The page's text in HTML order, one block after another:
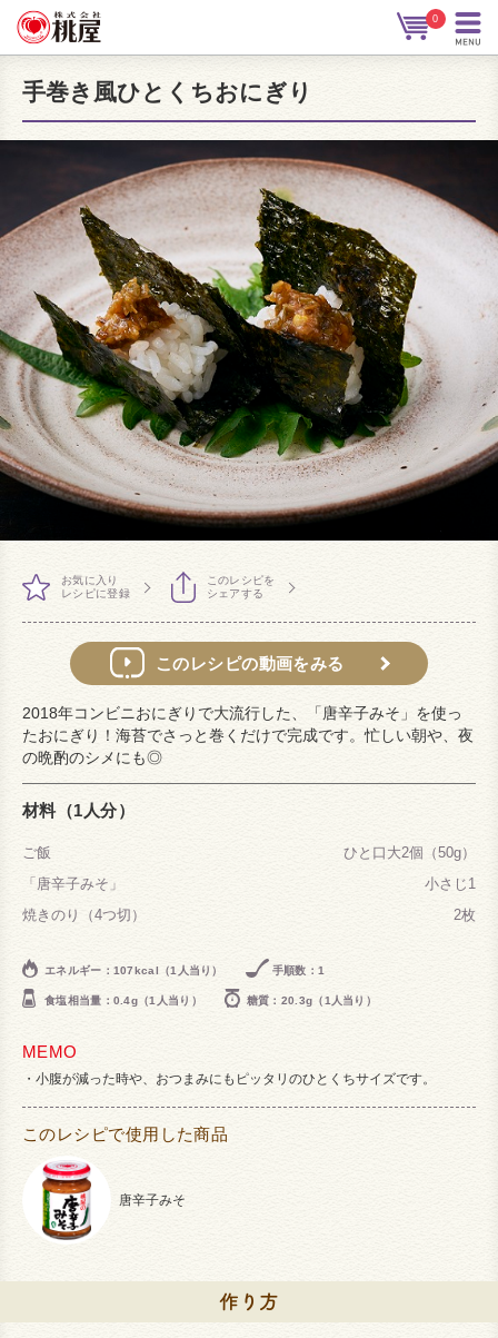
0
手巻き風ひとくちおにぎり
お気に入り
レシピに登録
このレシピを
シェアする
このレシピの動画をみる
2018年コンビニおにぎりで大流行した、「唐辛子みそ」を使っ
たおにぎり！海苔でさっと巻くだけで完成です。忙しい朝や、夜
の晩酌のシメにも◎
材料（1人分）
ご飯
ひと口大2個（50g）
「唐辛子みそ」
小さじ1
焼きのり（4つ切）
2枚
エネルギー：107kcal（1人当り） 手順数：1
食塩相当量：0.4g（1人当り） 糖質：20.3g（1人当り）
MEMO
小腹が減った時や、おつまみにもピッタリのひとくちサイズです。
このレシピで使用した商品
唐辛子みそ